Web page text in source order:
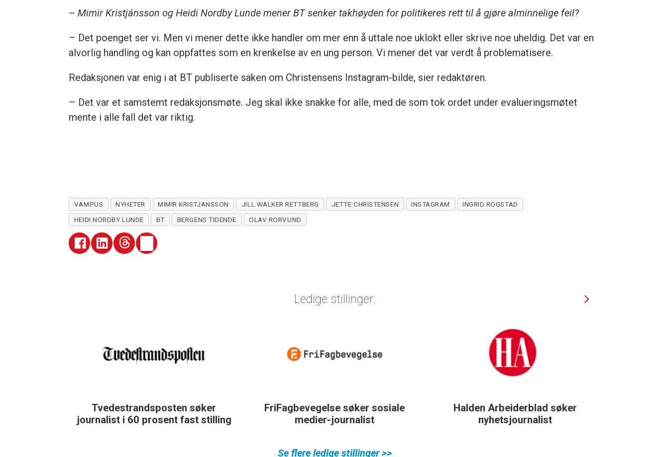
– Mimir Kristjánsson og Heidi Nordby Lunde mener BT senker takhøyden for politikeres rett til å gjøre alminnelige feil?
– Det poenget ser vi. Men vi mener dette ikke handler om mer enn å uttale noe uklokt eller skrive noe uheldig. Det var en
alvorlig handling og kan oppfattes som en krenkelse av en ung person. Vi mener det var verdt å problematisere.
Redaksjonen var enig i at BT publiserte saken om Christensens Instagram-bilde, sier redaktøren.
– Det var et samstemt redaksjonsmøte. Jeg skal ikke snakke for alle, med de som tok ordet under evalueringsmøtet
mente i alle fall det var riktig.
VAMPUS NYHETER MIMIR KRISTJANSSON JILL WALKER RETTBERG JETTE CHRISTENSEN INSTAGRAM
INGRID ROGSTAD
HEIDI NORDBY LUNDE
BT BERGENS TIDENDE OLAV RORVUND
Ledige stillinger:
Tvedestrandsposten søker
journalist i 60 prosent fast stilling
FriFagbevegelse søker sosiale
medier-journalist
Halden Arbeiderblad søker
nyhetsjournalist
Se flere ledige stillinger >>